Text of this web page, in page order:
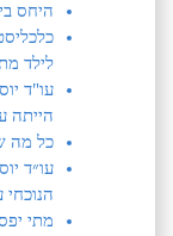
היחס
לילד
עו"ד
הייתה
כל מה
עו״ד
מתי